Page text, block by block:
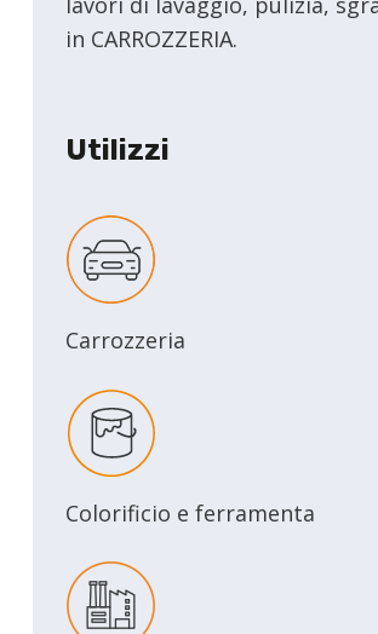
in CARROZZERIA.
Utilizzi
Carrozzeria
Colorificio e ferramenta